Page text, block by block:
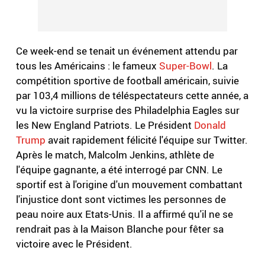
Ce week-end se tenait un événement attendu par
tous les Américains : le fameux Super-Bowl. La
compétition sportive de football américain, suivie
par 103,4 millions de téléspectateurs cette année, a
vu la victoire surprise des Philadelphia Eagles sur
les New England Patriots. Le Président Donald
Trump avait rapidement félicité l'équipe sur Twitter.
Après le match, Malcolm Jenkins, athlète de
l'équipe gagnante, a été interrogé par CNN. Le
sportif est à l'origine d'un mouvement combattant
l'injustice dont sont victimes les personnes de
peau noire aux Etats-Unis. Il a affirmé qu'il ne se
rendrait pas à la Maison Blanche pour fêter sa
victoire avec le Président.